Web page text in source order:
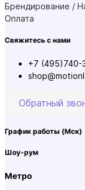
Брендирование /
Оплата
Свяжитесь с нами
+7 (495)740-
Обратный
График работы (Мск)
Шоу-рум
Метро